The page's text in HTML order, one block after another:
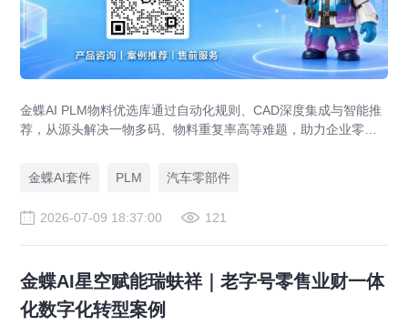
金蝶AI PLM物料优选库通过自动化规则、CAD深度集成与智能推
荐，从源头解决一物多码、物料重复率高等难题，助力企业零部
金蝶AI套件
PLM 汽车零部件
2026-07-09 18:37:00 121
金蝶AI星空赋能瑞蚨祥｜老字号零售业财一体
化数字化转型案例